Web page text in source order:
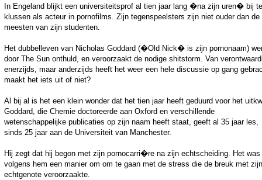
In Engeland blijkt een universiteitsprof al tien jaar lang �na zijn uren� bij te
klussen als acteur in pornofilms. Zijn tegenspeelsters zijn niet ouder dan de
meesten van zijn studenten.
Het dubbelleven van Nicholas Goddard (�Old Nick� is zijn pornonaam)
door The Sun onthuld, en veroorzaakt de nodige shitstorm. Van
enerzijds, maar anderzijds heeft het weer een hele discussie op gang
maakt het iets uit of niet?
Al bij al is het een klein wonder dat het tien jaar heeft geduurd voor het
Goddard, die Chemie doctoreerde aan Oxford en verschillende
wetenschappelijke publicaties op zijn naam heeft staat, geeft al 35 jaar les,
sinds 25 jaar aan de Universiteit van Manchester.
Hij zegt dat hij begon met zijn pornocarri�re na zijn echtscheiding. Het was
volgens hem een manier om om te gaan met de stress die de breuk met zijn
echtgenote veroorzaakte.